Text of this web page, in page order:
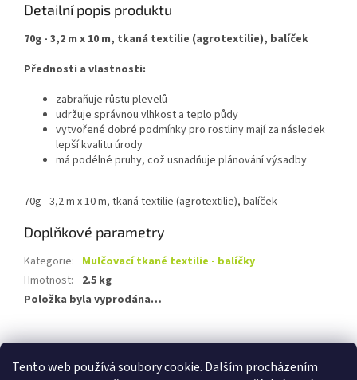
Tento web používá soubory cookie. Dalším procházením
Detailní popis produktu
70g - 3,2 m x 10 m, tkaná textilie (agrotextilie), balíček
Přednosti a vlastnosti:
zabraňuje růstu plevelů
udržuje správnou vlhkost a teplo půdy
vytvořené dobré podmínky pro rostliny mají za následek
lepší kvalitu úrody
má podélné pruhy, což usnadňuje plánování výsadby
70g - 3,2 m x 10 m, tkaná textilie (agrotextilie), balíček
Doplňkové parametry
Kategorie: Mulčovací tkané textilie - balíčky
Hmotnost:
2.5 kg
Položka byla vyprodána…
Z
Travnik-realizace.cz Kontakty Odstoupení od smlouvy